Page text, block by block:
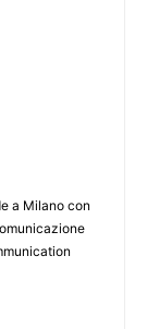
a Milano con